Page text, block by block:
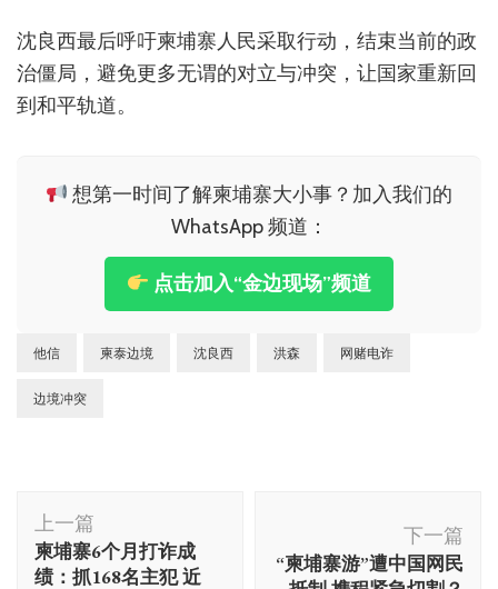
沈良西最后呼吁柬埔寨人民采取行动，结束当前的政
治僵局，避免更多无谓的对立与冲突，让国家重新回
到和平轨道。
想第一时间了解柬埔寨大小事？加入我们的
WhatsApp 频道：
点击加入“金边现场”频道
他信 柬泰边境 沈良西 洪森 网赌电诈
边境冲突
博
文
导
上一篇
柬埔寨6个月打诈成
绩：抓168名主犯 近
下一篇
“柬埔寨游”遭中国网民